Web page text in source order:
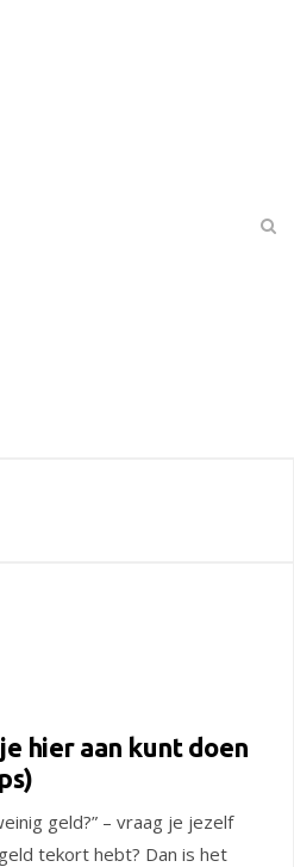
hier aan kunt doen
geld?” – vraag je jezelf
tekort hebt? Dan is het